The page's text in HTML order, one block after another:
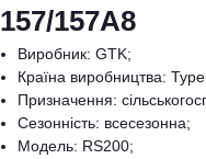
157/157A8
Виробник: GTK;
Країна виробництва:
Призначення:
Сезонність: всесезонна;
Модель: RS200;